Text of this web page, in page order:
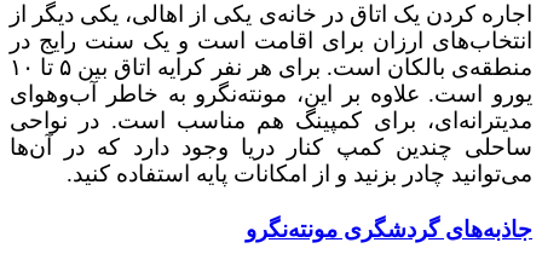
اجاره کردن یک اتاق در خانه‌ی یکی از اهالی، یکی دیگر از
انتخاب‌های ارزان برای اقامت است و یک سنت رایج در
منطقه‌ی بالکان است. برای هر نفر کرایه اتاق بین ۵ تا ۱۰
یورو است. علاوه بر این، مونته‌نگرو به خاطر آب‌وهوای
مدیترانه‌ای، برای کمپینگ هم مناسب است. در نواحی
ساحلی چندین کمپ کنار دریا وجود دارد که در آن‌ها
می‌توانید چادر بزنید و از امکانات پایه استفاده کنید.
جاذبه‌های گردشگری مونته‌نگرو